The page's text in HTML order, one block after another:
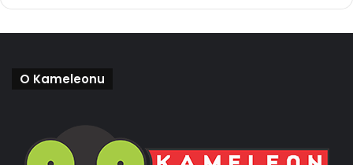
O Kameleonu